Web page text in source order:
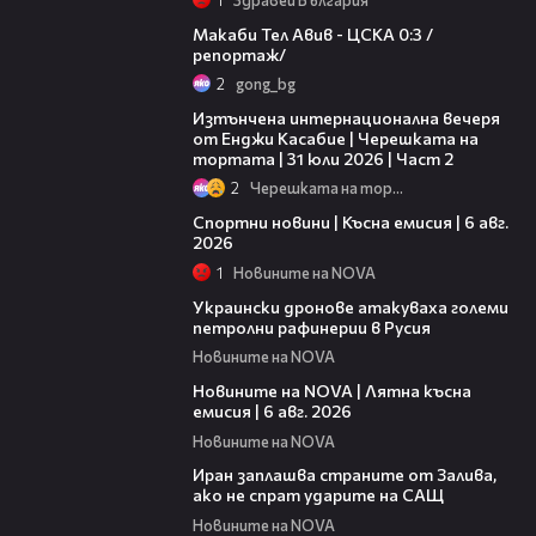
Макаби Тел Авив - ЦСКА 0:3 /
репортаж/
2 gong_bg
Изтънчена интернационална вечеря
от Енджи Касабие | Черешката на
тортата | 31 юли 2026 | Част 2
2 Черешката на тортата
Спортни новини | Късна емисия | 6 авг.
2026
1 Новините на NOVA
Украински дронове атакуваха големи
петролни рафинерии в Русия
Новините на NOVA
Новините на NOVA | Лятна късна
емисия | 6 авг. 2026
Новините на NOVA
Иран заплашва страните от Залива,
ако не спрат ударите на САЩ
Новините на NOVA